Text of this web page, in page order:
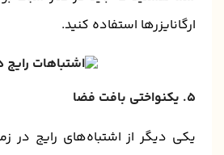
ارگانایزرها استفاده کنید.
۵. یکنواختی بافت فضا
یکی دیگر از اشتباه‌های رایج در